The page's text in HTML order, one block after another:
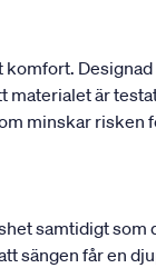
är
minskar risken
samtidigt
sängen får en